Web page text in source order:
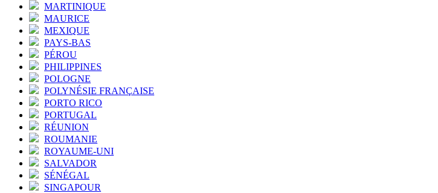
MARTINIQUE
MAURICE
MEXIQUE
PAYS-BAS
PÉROU
PHILIPPINES
POLOGNE
POLYNÉSIE FRANÇAISE
PORTO RICO
PORTUGAL
RÉUNION
ROUMANIE
ROYAUME-UNI
SALVADOR
SÉNÉGAL
SINGAPOUR